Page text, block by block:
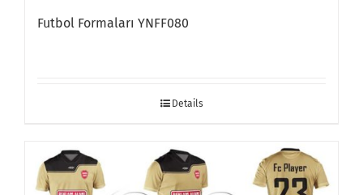
Futbol Formaları YNFF080
Details